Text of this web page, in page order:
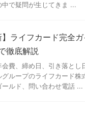
で疑問が生じてきま ...
】ライフカード完全
徹底解説
費、締め日、引き落とし
ループのライフカード株
ールド、問い合わせ電話 ...